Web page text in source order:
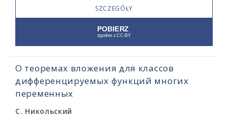
SZCZEGÓŁY
О теоремах вложения для классов
дифференцируемых функций многих
переменных
С. Никольский